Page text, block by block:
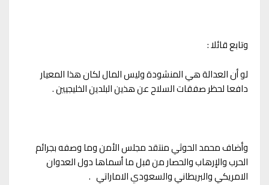
وتابع قائلا :
لو أن العدالة هي المنشودة وليس المال لكان هذا المعيار
دافعا لحظر صفقات السلاح عن هذين البلدين الخليجيين .
وأضاف محمد الحوثي منتقد مجلس الأمن وما وصفه بجرائم
الحرب والإرهاب والحصار من قبل ما أسماها دول العدوان
الامريكي والبريطاني والسعودي الاماراتي .